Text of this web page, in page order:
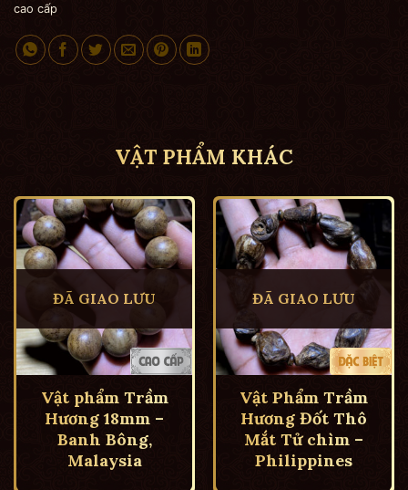
cao cấp
VẬT PHẨM KHÁC
ĐÃ GIAO LƯU
Vật phẩm Trầm
Hương 18mm –
Banh Bông,
Malaysia
ĐÃ GIAO LƯU
Vật Phẩm Trầm
Hương Đốt Thô
Mắt Tử chìm –
Philippines